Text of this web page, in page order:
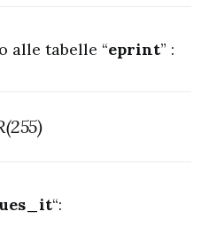
alle tabelle “eprint” :
“: